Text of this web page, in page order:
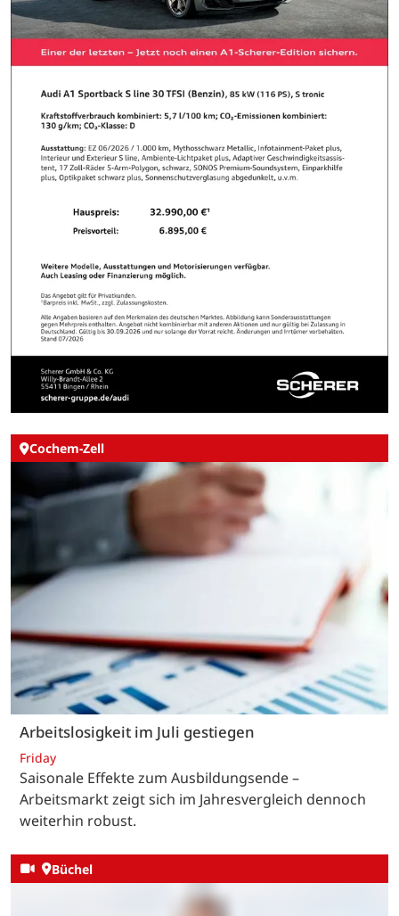
Cochem-Zell
Arbeitslosigkeit im Juli gestiegen
Friday
Saisonale Effekte zum Ausbildungsende –
Arbeitsmarkt zeigt sich im Jahresvergleich dennoch
weiterhin robust.
Büchel